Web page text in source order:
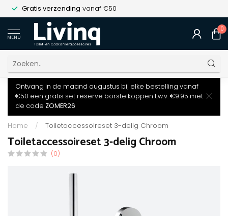
Gratis verzending vanaf €50
MENU
0
Ontvang in de maand augustus bij elke bestelling vanaf
€50 een gratis set reserve borstelkoppen t.w.v. €9.95 met
de code ZOMER26
Home / Toiletaccessoireset 3-delig Chroom
Toiletaccessoireset 3-delig Chroom
(0)